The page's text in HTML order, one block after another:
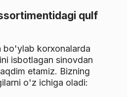
qulf
bo'ylab korxonalarda
isbotlagan sinovdan
etamiz. Bizning
o'z ichiga oladi: